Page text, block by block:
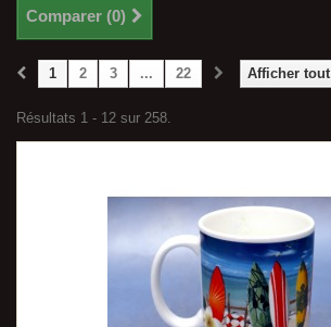
Comparer (0)
Afficher tout
1 2 3 ... 22
Résultats 1 - 12 sur 258.